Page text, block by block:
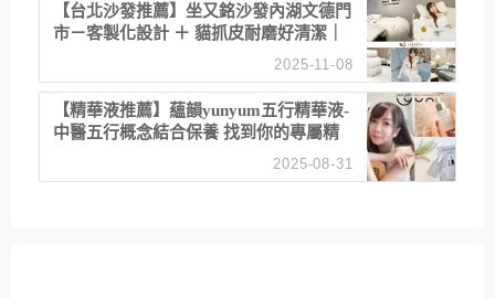
【台北沙發推薦】坐又銘沙發內湖文德門
市－客製化設計 ＋ 貓抓皮耐磨好清潔｜
直營直銷、價格透明 高CP值打造夢想
居家風格
2025-11-08
【精華液推薦】蘊韻yunyum五行精華液-
中醫五行概念結合保養 找到你的專屬精
華！ 水㊀土㊀就選「潤・賦精華」維持
肌膚剛剛好的平衡
2025-08-31